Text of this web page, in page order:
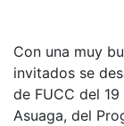
Con una muy
invitados se
de FUCC del
Asuaga, del